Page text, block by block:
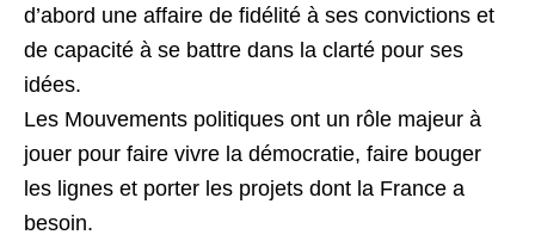
d’abord une affaire de fidélité à ses convictions et
de capacité à se battre dans la clarté pour ses
idées.
Les Mouvements politiques ont un rôle majeur à
jouer pour faire vivre la démocratie, faire bouger
les lignes et porter les projets dont la France a
besoin.